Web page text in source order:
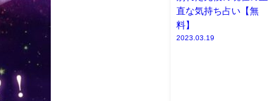
直な気持ち占い【無
料】
2023.03.19